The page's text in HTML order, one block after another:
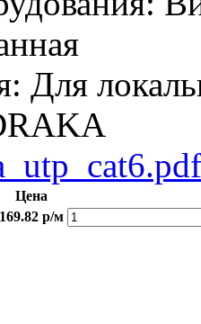
Для
Цена
169.82 р/м